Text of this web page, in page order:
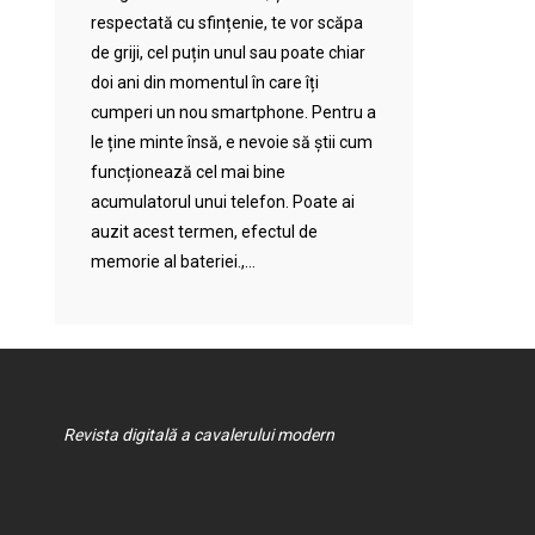
respectată cu sfințenie, te vor scăpa
de griji, cel puțin unul sau poate chiar
doi ani din momentul în care îți
cumperi un nou smartphone. Pentru a
le ține minte însă, e nevoie să știi cum
funcționează cel mai bine
acumulatorul unui telefon. Poate ai
auzit acest termen, efectul de
memorie al bateriei.,...
Revista digitală a cavalerului modern